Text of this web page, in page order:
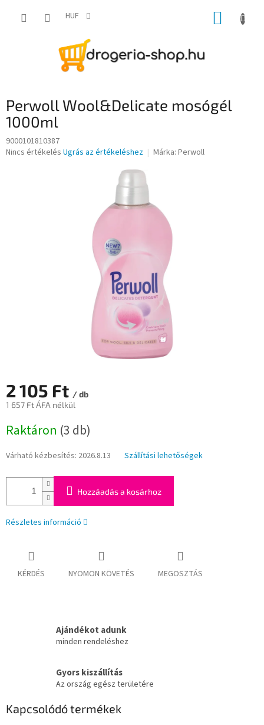
HUF KOSÁR
Perwoll Wool&Delicate mosógél
1000ml
9000101810387
A
Nincs értékelés Ugrás az értékeléshez Márka: Perwoll
2 105 Ft / db
1 657 Ft ÁFA nélkül
Raktáron (3 db)
Várható kézbesítés: 2026.8.13 Szállítási lehetőségek
Hozzáadás a kosárhoz
Részletes információ
KÉRDÉS NYOMON KÖVETÉS MEGOSZTÁS
Ajándékot adunk
minden rendeléshez
Gyors kiszállítás
Az ország egész területére
Kapcsolódó termékek